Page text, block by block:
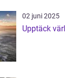
02 juni 2025
Upptäck